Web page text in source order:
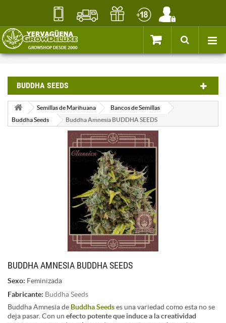
BUDDHA SEEDS
Semillas de Marihuana
Bancos de Semillas
Buddha Seeds
Buddha Amnesia BUDDHA SEEDS
BUDDHA AMNESIA BUDDHA SEEDS
Sexo: Feminizada
Fabricante: Buddha Seeds
Buddha Amnesia de Buddha Seedses una variedad como esta no se
deja pasar. Con un efecto potente que induce a la creatividad